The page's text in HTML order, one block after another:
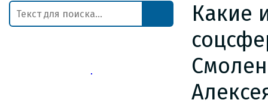
Какие